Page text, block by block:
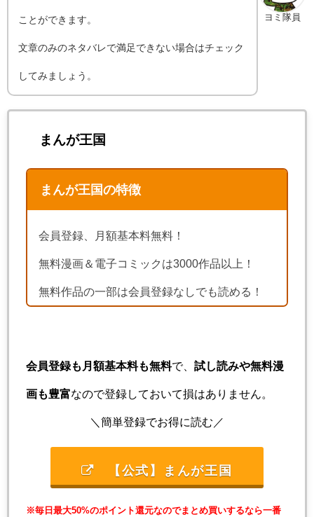
ヨミ隊員
ことができます。
文章のみのネタバレで満足できない場合はチェック
してみましょう。
まんが王国
まんが王国の特徴
会員登録、月額基本料無料！
無料漫画＆電子コミックは3000作品以上！
無料作品の一部は会員登録なしでも読める！
会員登録も月額基本料も無料で、 試し読みや無料漫
画も豊富なので登録しておいて損はありません。
＼簡単登録でお得に読む／
【公式】まんが王国
※毎日最大50%のポイント還元なのでまとめ買いするなら一番